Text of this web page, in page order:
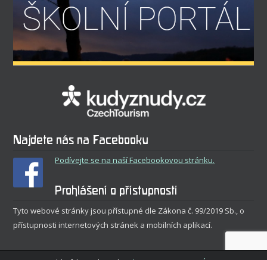
Najdete nás na Facebooku
Podívejte se na naší Facebookovou stránku.
Prohlášení o přístupnosti
Tyto webové stránky jsou přístupné dle Zákona č. 99/2019 Sb., o
přístupnosti internetových stránek a mobilních aplikací.